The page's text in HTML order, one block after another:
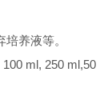
养液等。
ml, 250 ml,50